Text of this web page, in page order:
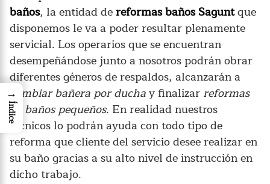
baños, la entidad dereformas baños Saguntque
disponemos le va a poder resultar plenamente
servicial. Los operarios que se encuentran
desempeñándose junto a nosotros podrán obrar
diferentes géneros de respaldos, alcanzarán a
cambiar bañera por duchay finalizar reformas
de baños pequeños. En realidad nuestros
técnicos lo podrán ayuda con todo tipo de
reforma que cliente del servicio desee realizar en
su baño gracias a su alto nivel de instrucción en
dicho trabajo.
→
Índice